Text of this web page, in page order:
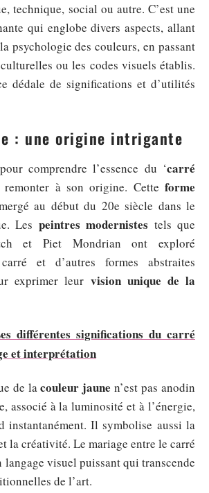
technique, social ou autre. C’est une
qui englobe divers aspects, allant
psychologie des couleurs, en passant
ou les codes visuels établis.
dédale de significations et d’utilités
: une origine intrigante
comprendre l’essence du ‘carré
remonter à son origine. Cette forme
au début du 20e siècle dans le
Les peintres modernistes tels que
et Piet Mondrian ont exploré
et d’autres formes abstraites
exprimer leur vision unique de la
différentes significations du carré
et interprétation
de lacouleur jaune n’est pas anodin
associé à la luminosité et à l’énergie,
instantanément. Il symbolise aussi la
la créativité. Le mariage entre le carré
langage visuel puissant qui transcende
de l’art.